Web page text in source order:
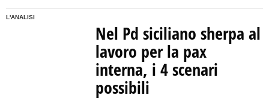
L'ANALISI
Nel Pd siciliano sherpa al
lavoro per la pax
interna, i 4 scenari
possibili